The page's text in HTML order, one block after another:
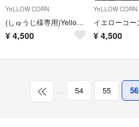
YeLLOW CORN
(しゅうじ様専用)Yellow Corn
¥ 4,500
YeLLOW CORN
¥ 4,500
… 54 55 56